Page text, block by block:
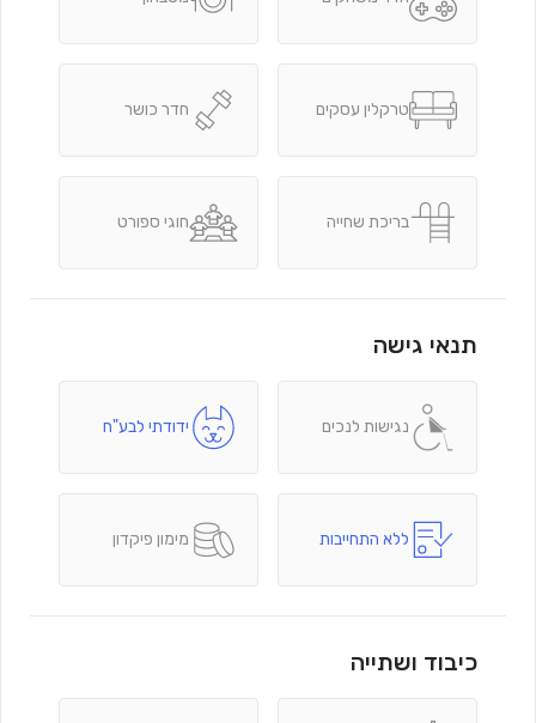
טרקלין עסקים חדר כושר
בריכת שחייה חוגי ספורט
תנאי גישה
נגישות לנכים ידודתי לבע"ח
ללא התחייבות מימון פיקדון
כיבוד ושתייה